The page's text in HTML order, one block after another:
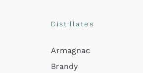
Distillates
Armagnac
Brandy